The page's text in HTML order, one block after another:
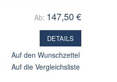
Ab: 147,50 €
DETAILS
Auf den Wunschzettel
Auf die Vergleichsliste